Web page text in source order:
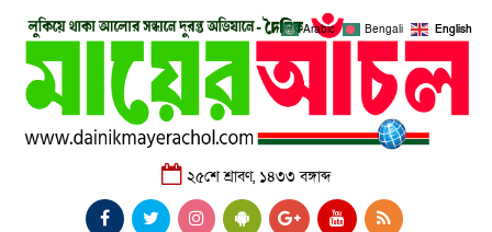
২৫শে শ্রাবণ, ১৪৩৩ বঙ্গাব্দ
Arabic Bengali English